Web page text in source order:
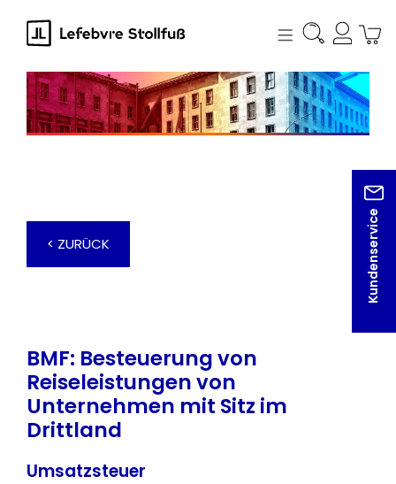
springen
Kundenservice
< ZURÜCK
BMF: Besteuerung von
Reiseleistungen von
Unternehmen mit Sitz im
Drittland
Umsatzsteuer